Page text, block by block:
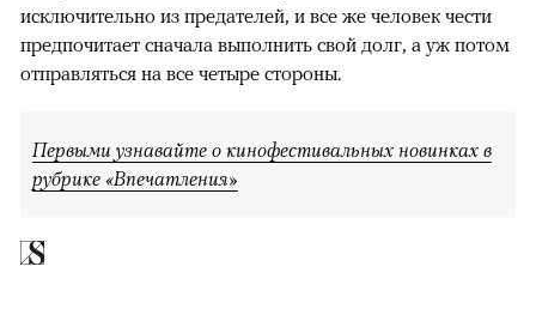
исключительно из предателей, и все же человек чести
предпочитает сначала выполнить свой долг, а уж потом
отправляться на все четыре стороны.
Первыми узнавайте о кинофестивальных новинках в
рубрике «Впечатления»